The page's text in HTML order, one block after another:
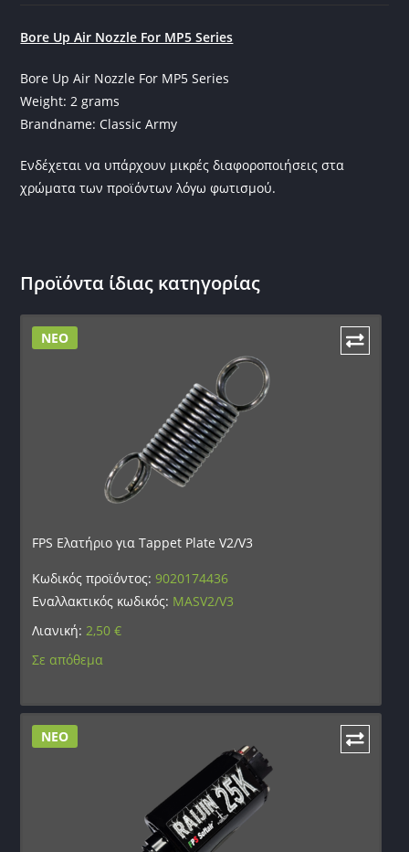
Bore Up Air Nozzle For MP5 Series
Bore Up Air Nozzle For MP5 Series
Weight: 2 grams
Brandname: Classic Army
Ενδέχεται να υπάρχουν μικρές διαφοροποιήσεις στα
χρώματα των προϊόντων λόγω φωτισμού.
Προϊόντα ίδιας κατηγορίας
ΝΕΟ
FPS Ελατήριο για Tappet Plate V2/V3
Κωδικός προϊόντος:9020174436
Εναλλακτικός κωδικός: MASV2/V3
Λιανική:2,50€
Σε απόθεμα
ΝΕΟ